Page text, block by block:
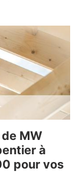
MW
à
pour vos